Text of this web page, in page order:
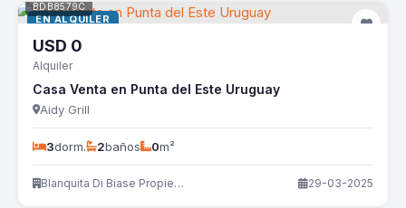
EN ALQUILER
BDB8579C
USD 0
Alquiler
Casa Venta en Punta del Este Uruguay
Aidy Grill
3dorm. 2baños 0m²
Blanquita Di Biase Propiedades 29-03-2025